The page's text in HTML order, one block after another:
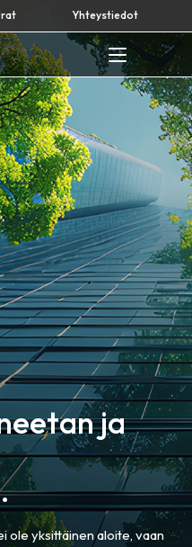
Yhteystiedot
ja
ole yksittäinen aloite, vaan